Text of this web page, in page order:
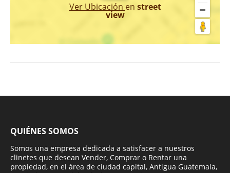
Ver Ubicación en street
view
QUIÉNES SOMOS
Somos una empresa dedicada a satisfacer a nuestros
clinetes que desean Vender, Comprar o Rentar una
propiedad, en el área de ciudad capital, Antigua Guatemala,